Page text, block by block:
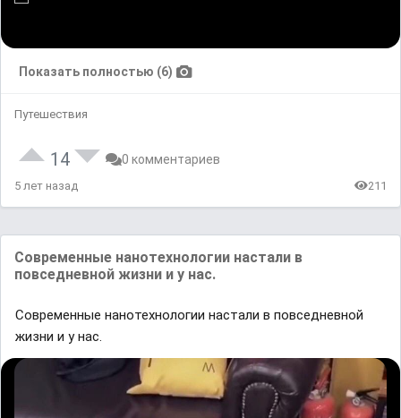
Показать полностью (6)
Путешествия
14 0 комментариев
5 лет назад 211
Современные нанотехнологии настали в
повседневной жизни и у нас.
Современные нанотехнологии настали в повседневной
жизни и у нас.